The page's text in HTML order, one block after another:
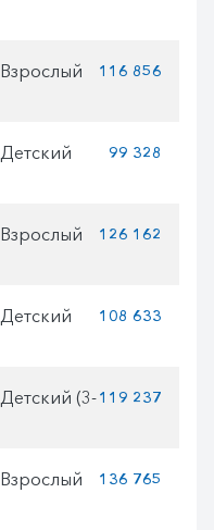
116 856
99 328
126 162
108 633
(3-119 237
136 765